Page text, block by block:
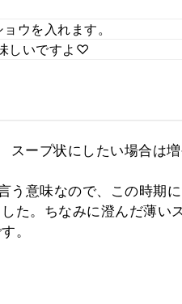
ウを入れます。
しいですよ♡
ープ状にしたい場合は増
意味なので、この時期
た。ちなみに澄んだ薄い
。